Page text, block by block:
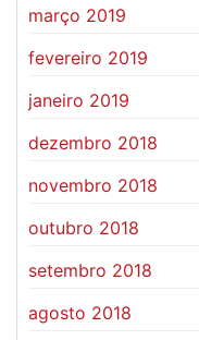
março 2019
fevereiro 2019
janeiro 2019
dezembro 2018
novembro 2018
outubro 2018
setembro 2018
agosto 2018